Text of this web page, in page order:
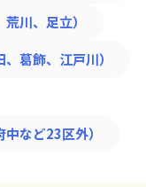
川、足立）
葛飾、江戸川）
など23区外）